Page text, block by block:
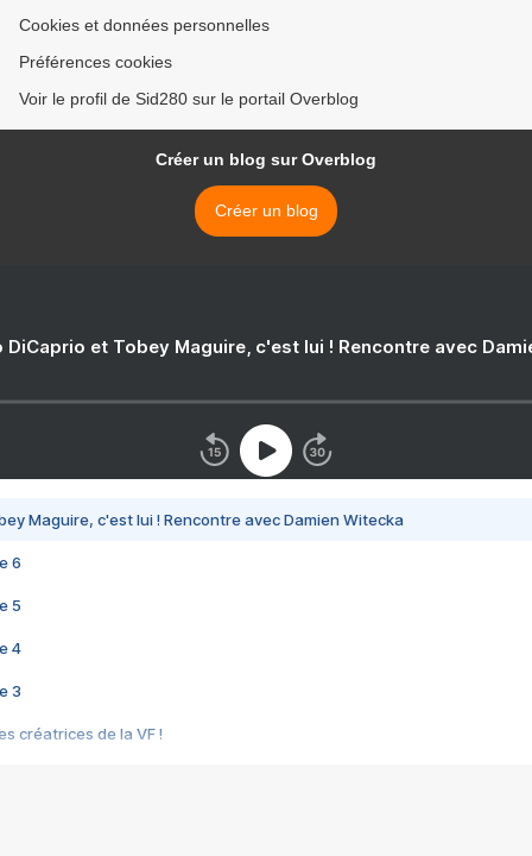
Cookies et données personnelles
Préférences cookies
Voir le profil de Sid280 sur le portail Overblog
Créer un blog sur Overblog
Créer un blog
DiCaprio et Tobey Maguire, c'est lui ! Rencontre avec
Maguire, c'est lui ! Rencontre avec Damien Witecka
6
5
4
3
créatrices de la VF !